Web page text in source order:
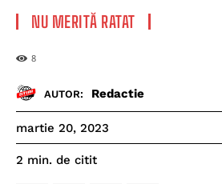
NU MERITĂ RATAT
8
AUTOR: Redactie
martie 20, 2023
2 min. de citit